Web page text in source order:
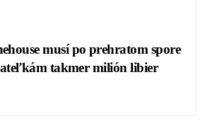
musí po prehratom spore
takmer milión libier